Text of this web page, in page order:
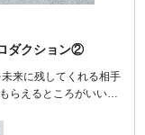
ダクション②
来に残してくれる相手
らえるところがいい。